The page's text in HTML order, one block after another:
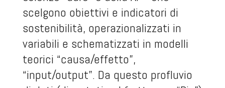
scelgono obiettivi e indicatori di
sostenibilità, operazionalizzati in
variabili e schematizzati in modelli
teorici “causa/effetto”,
“input/output”. Da questo profluvio